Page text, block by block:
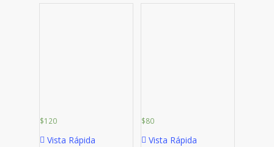
$120
Vista Rápida
$80
Vista Rápida